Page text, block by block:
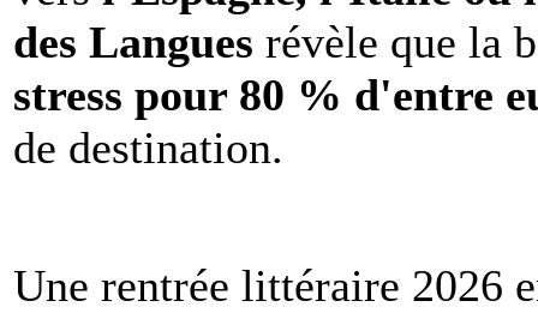
des Langues révèle que la
stress pour 80 % d'entre
de destination.
Une rentrée littéraire 2026